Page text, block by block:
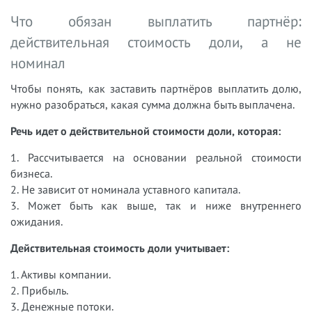
Что обязан выплатить партнёр:
действительная стоимость доли, а не
номинал
Чтобы понять, как заставить партнёров выплатить долю,
нужно разобраться, какая сумма должна быть выплачена.
Речь идет о действительной стоимости доли, которая:
1. Рассчитывается на основании реальной стоимости
бизнеса.
2. Не зависит от номинала уставного капитала.
3. Может быть как выше, так и ниже внутреннего
ожидания.
Действительная стоимость доли учитывает:
1. Активы компании.
2. Прибыль.
3. Денежные потоки.